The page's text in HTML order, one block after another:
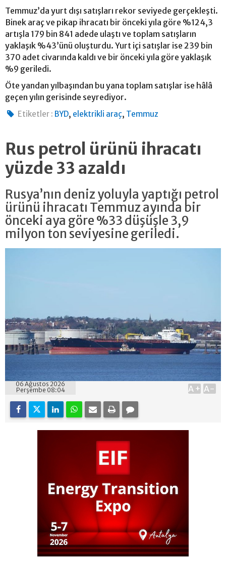
Temmuz’da yurt dışı satışları rekor seviyede gerçekleşti.
Binek araç ve pikap ihracatı bir önceki yıla göre %124,3
artışla 179 bin 841 adede ulaştı ve toplam satışların
yaklaşık %43’ünü oluşturdu. Yurt içi satışlar ise 239 bin
370 adet civarında kaldı ve bir önceki yıla göre yaklaşık
%9 geriledi.
Öte yandan yılbaşından bu yana toplam satışlar ise hâlâ
geçen yılın gerisinde seyrediyor.
Etiketler : BYD, elektrikli araç, Temmuz
Rus petrol ürünü ihracatı
yüzde 33 azaldı
Rusya’nın deniz yoluyla yaptığı petrol
ürünü ihracatı Temmuz ayında bir
önceki aya göre %33 düşüşle 3,9
milyon ton seviyesine geriledi.
06 Ağustos 2026
Perşembe 08:04
A+ A-